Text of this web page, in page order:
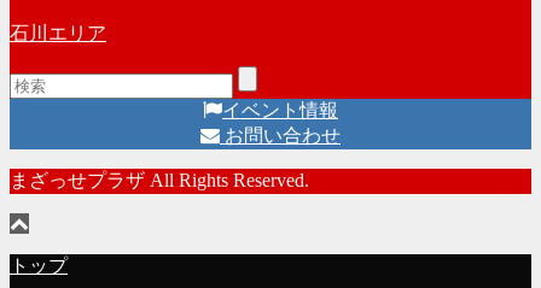
石川エリア
イベント情報
お問い合わせ
まざっせプラザ All Rights Reserved.
トップ